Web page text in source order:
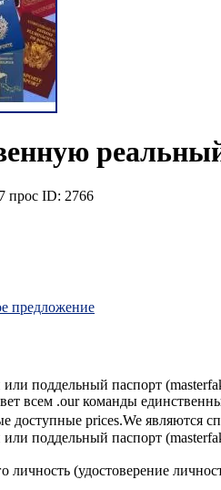
прос ID: 2766
предложение
поддельный паспорт
всем .our команды
доступные prices.We являются
поддельный паспорт
(удостоверение